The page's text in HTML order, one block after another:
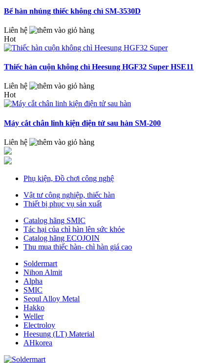
Bể hàn nhúng thiếc không chì SM-3530D
Liên hệ
Hot
Thiếc hàn cuộn không chì Heesung HGF32 Super HSE11
Liên hệ
Hot
Máy cắt chân linh kiện điện tử sau hàn SM-200
Liên hệ
Phụ kiện, Đồ chơi công nghệ
Vật tư công nghiệp, thiếc hàn
Thiết bị phục vụ sản xuất
Catalog hãng SMIC
Tác hại của chì hàn lên sức khỏe
Catalog hãng ECOJOIN
Thu mua thiếc hàn- chì hàn giá cao
Soldermart
Nihon Almit
Alpha
SMIC
Seoul Alloy Metal
Hakko
Weller
Electroloy
Heesung (LT) Material
AHkorea